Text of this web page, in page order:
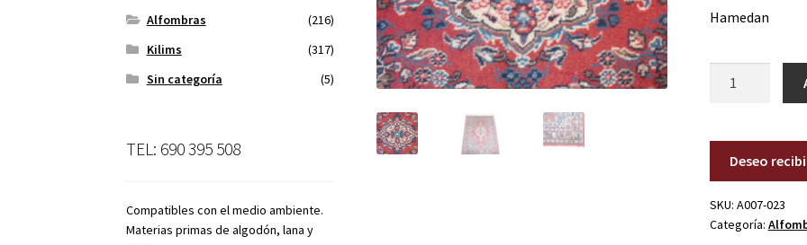
Hamedan
Deseo
SKU: A007-023
Categoría:
Alfombras
(216)
Kilims
(317)
Sin categoría
(5)
TEL: 690 395 508
Compatibles con el medio ambiente.
Materias primas de algodón, lana y